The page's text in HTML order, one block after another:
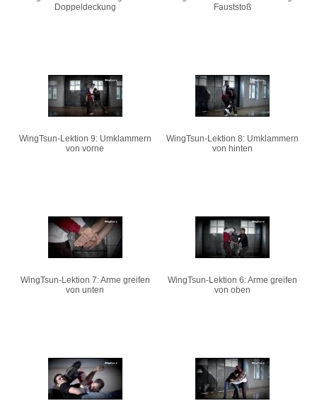
Doppeldeckung
Fauststoß
WingTsun-Lektion 9: Umklammern
von vorne
WingTsun-Lektion 8: Umklammern
von hinten
WingTsun-Lektion 7: Arme greifen
von unten
WingTsun-Lektion 6: Arme greifen
von oben